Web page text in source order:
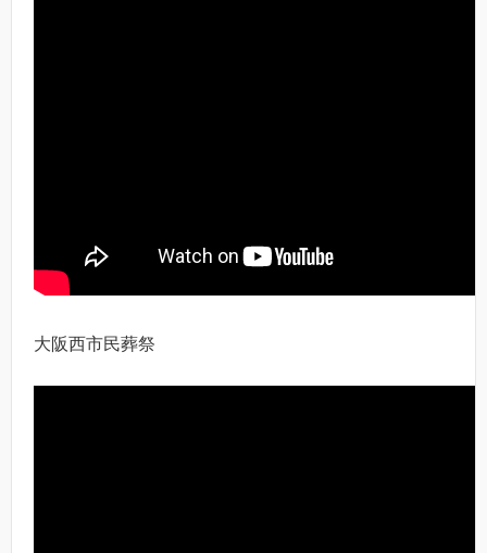
大阪西市民葬祭